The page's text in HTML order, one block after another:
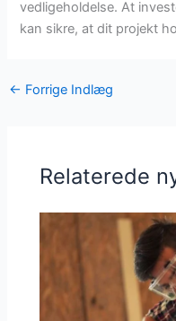
vedligeholdelse. At
kan sikre, at dit projekt
← Forrige Indlæg
Relaterede